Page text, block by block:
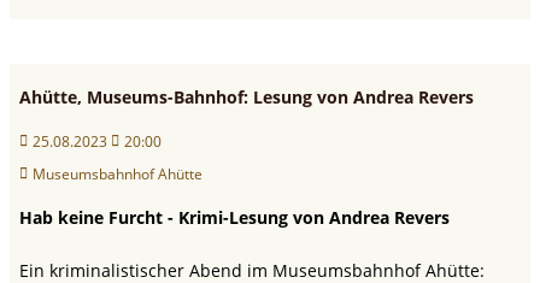
Ahütte, Museums-Bahnhof: Lesung von Andrea Revers
25.08.2023
20:00
Museumsbahnhof Ahütte
Hab keine Furcht - Krimi-Lesung von Andrea Revers
Ein kriminalistischer Abend im Museumsbahnhof Ahütte: